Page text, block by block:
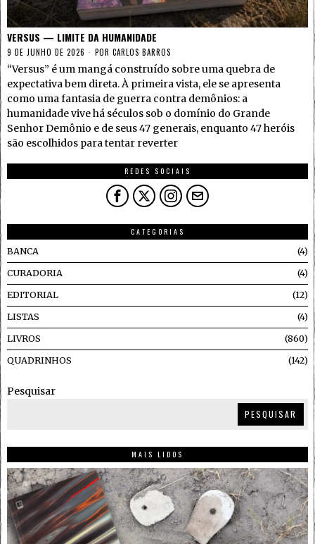
VERSUS — LIMITE DA HUMANIDADE
9 DE JUNHO DE 2026 POR CARLOS BARROS
“Versus” é um mangá construído sobre uma quebra de
expectativa bem direta. À primeira vista, ele se apresenta
como uma fantasia de guerra contra demônios: a
humanidade vive há séculos sob o domínio do Grande
Senhor Demônio e de seus 47 generais, enquanto 47 heróis
são escolhidos para tentar reverter
REDES SOCIAIS
CATEGORIAS
BANCA
4
CURADORIA 4
EDITORIAL 12
LISTAS 4
LIVROS 860
QUADRINHOS 142
Pesquisar
PESQUISAR
MAIS LIDOS